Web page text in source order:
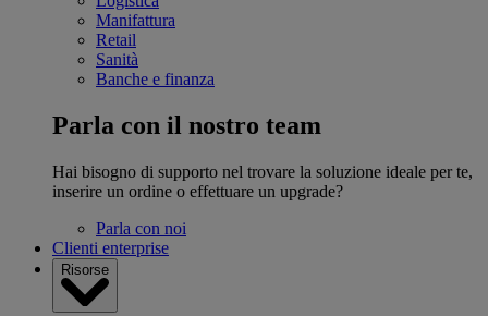
Manifattura
Retail
Sanità
Banche e finanza
Parla con il nostro team
Hai bisogno di supporto nel trovare la soluzione ideale per te,
inserire un ordine o effettuare un upgrade?
Parla con noi
Clienti enterprise
Risorse